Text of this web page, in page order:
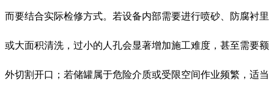
而要结合实际检修方式。若设备内部需要进行喷砂、防腐衬里
或大面积清洗，过小的人孔会显著增加施工难度，甚至需要额
外切割开口；若储罐属于危险介质或受限空间作业频繁，适当